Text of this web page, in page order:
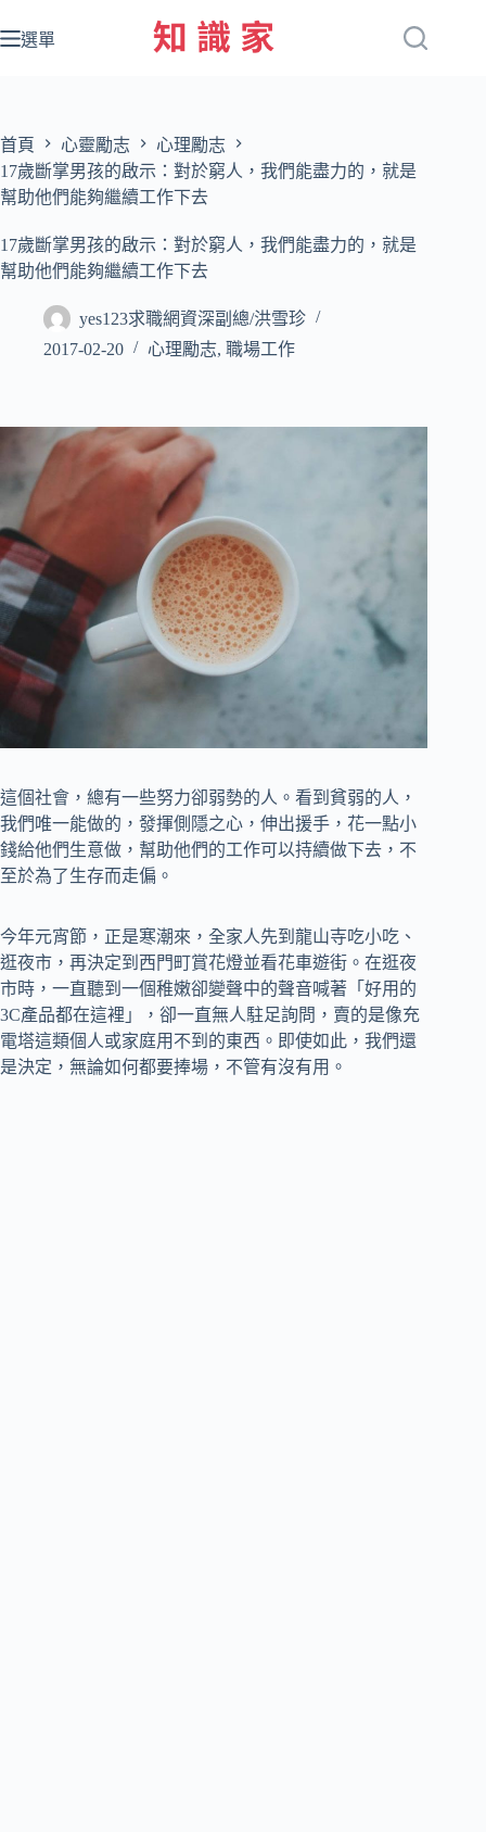
至
容
選單
首頁 心靈勵志
心理勵志
17歲斷掌男孩的啟示：對於窮人，我們能盡力的，就是
幫助他們能夠繼續工作下去
17歲斷掌男孩的啟示：對於窮人，我們能盡力的，就是
幫助他們能夠繼續工作下去
yes123求職網資深副總/洪雪珍
2017-02-20
心理勵志, 職場工作
這個社會，總有一些努力卻弱勢的人。看到貧弱的人，
我們唯一能做的，發揮側隱之心，伸出援手，花一點小
錢給他們生意做，幫助他們的工作可以持續做下去，不
至於為了生存而走偏。
今年元宵節，正是寒潮來，全家人先到龍山寺吃小吃、
逛夜市，再決定到西門町賞花燈並看花車遊街。在逛夜
市時，一直聽到一個稚嫩卻變聲中的聲音喊著「好用的
3C產品都在這裡」，卻一直無人駐足詢問，賣的是像充
電塔這類個人或家庭用不到的東西。即使如此，我們還
是決定，無論如何都要捧場，不管有沒有用。